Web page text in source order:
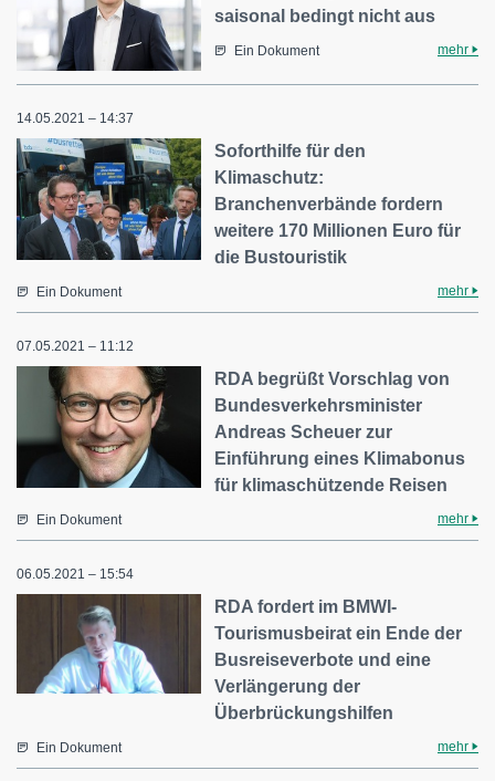
saisonal bedingt nicht aus
Ein Dokument mehr
14.05.2021 – 14:37
Soforthilfe für den
Klimaschutz:
Branchenverbände fordern
weitere 170 Millionen Euro für
die Bustouristik
Ein Dokument mehr
07.05.2021 – 11:12
RDA begrüßt Vorschlag von
Bundesverkehrsminister
Andreas Scheuer zur
Einführung eines Klimabonus
für klimaschützende Reisen
Ein Dokument mehr
06.05.2021 – 15:54
RDA fordert im BMWI-
Tourismusbeirat ein Ende der
Busreiseverbote und eine
Verlängerung der
Überbrückungshilfen
Ein Dokument mehr